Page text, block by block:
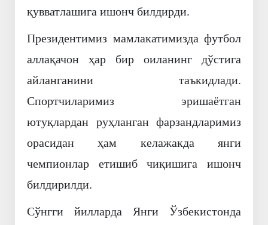
қувватлашига ишонч билдирди.
Президентимиз мамлакатимизда футбол
аллақачон ҳар бир оиланинг дўстига
айланганини таъкидлади.
Спортчиларимиз эришаётган
ютуқлардан руҳланган фарзандларимиз
орасидан ҳам келажакда янги
чемпионлар етишиб чиқишига ишонч
билдирилди.
Сўнгги йилларда Янги Ўзбекистонда